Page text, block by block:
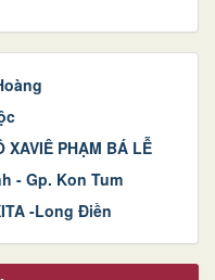
XAVIÊ PHẠM BÁ LỄ
- Gp. Kon Tum
-Long Điền